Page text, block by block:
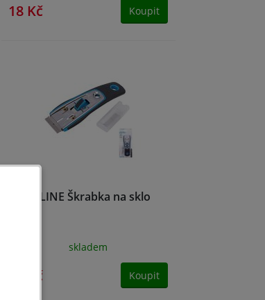
18 Kč Koupit
XTLINE Škrabka na sklo
skladem
86 Kč Koupit